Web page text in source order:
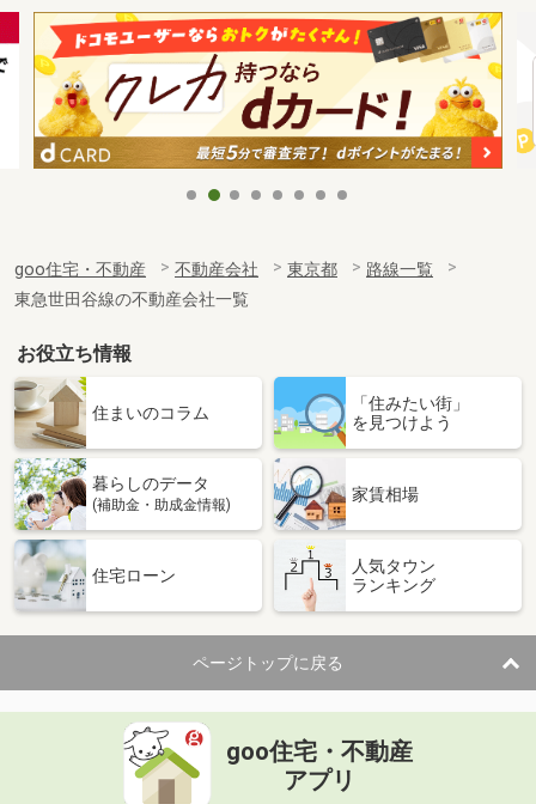
goo住宅・不動産 不動産会社 東京都
路線一覧
東急世田谷線の不動産会社一覧
お役立ち情報
住まいのコラム
「住みたい街」
を見つけよう
暮らしのデータ
(補助金・助成金情報)
家賃相場
住宅ローン
人気タウン
ランキング
ページトップに戻る
goo住宅・不動産
アプリ